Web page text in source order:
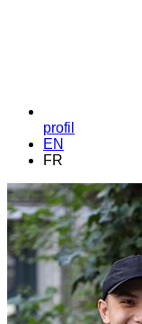
profil
EN
FR